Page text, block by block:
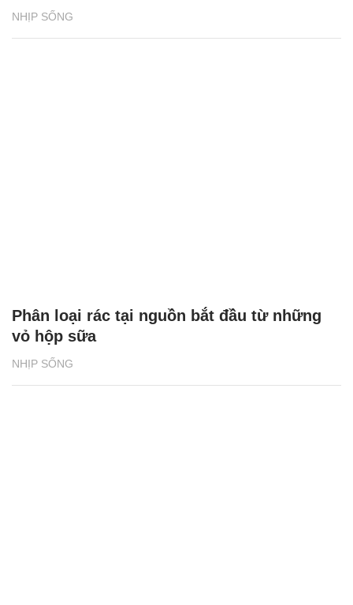
NHỊP SỐNG
NHỊP SỐNG
Phân loại rác tại nguồn bắt đầu từ những
vỏ hộp sữa